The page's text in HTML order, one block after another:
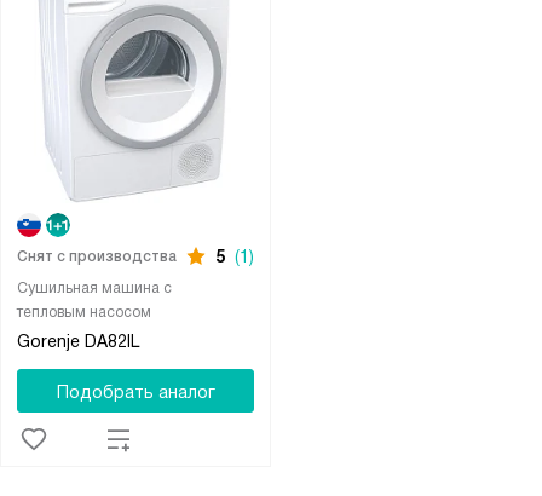
Сушильная машина с
тепловым насосом
Gorenje DA82IL
Снят с производства 5 (1)
Подобрать аналог